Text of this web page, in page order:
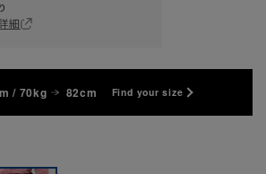
細
/ 70kg 82cm Find your size